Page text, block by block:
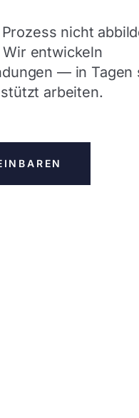
nicht
entwickeln
— in Tagen
arbeiten.